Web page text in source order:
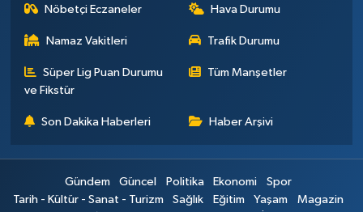
Nöbetçi Eczaneler Hava Durumu
Namaz Vakitleri Trafik Durumu
Süper Lig Puan Durumu
ve Fikstür
Tüm Manşetler
Son Dakika Haberleri Haber Arşivi
Gündem Güncel Politika Ekonomi
Spor
Tarih - Kültür - Sanat - Turizm
Sağlık Eğitim Yaşam
Magazin